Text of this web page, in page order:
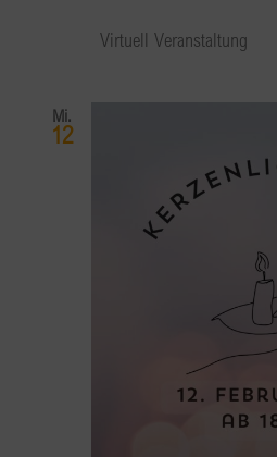
Virtuell Veranstaltung
Mi.
12